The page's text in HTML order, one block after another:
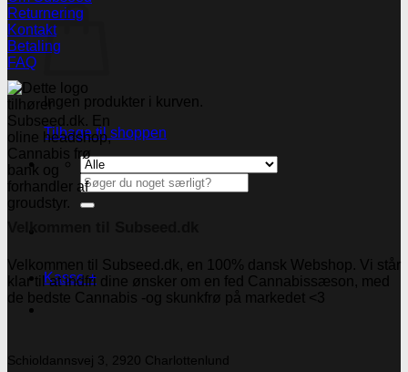
Ingen produkter i kurven.
Tilbage til shoppen
Søg
efter:
Kasse +
Returnering
Kontakt
Betaling
FAQ
Velkommen til Subseed.dk, en 100% dansk Webshop. Vi står
klar til at indfri dine ønsker om en fed Cannabissæson, med
de bedste Cannabis -og skunkfrø på markedet <3
Schioldannsvej 3, 2920 Charlottenlund